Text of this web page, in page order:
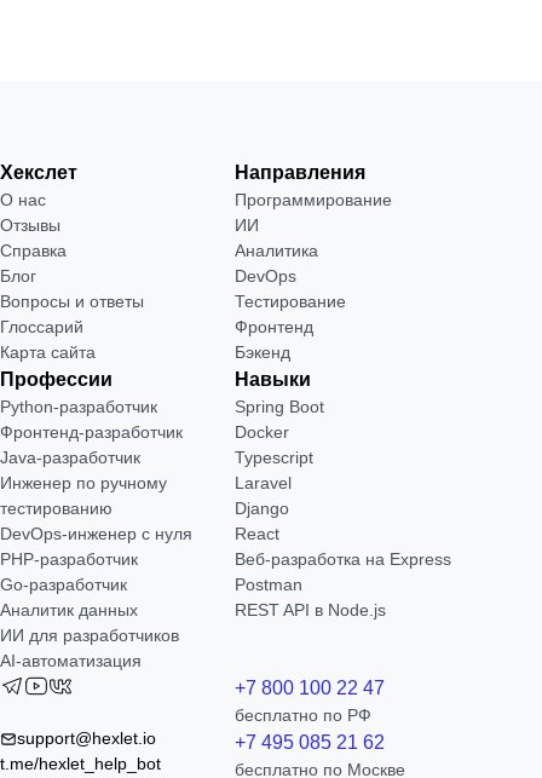
Хекслет
О нас
Отзывы
Справка
Блог
Вопросы и ответы
Глоссарий
Карта сайта
Направления
Программирование
ИИ
Аналитика
DevOps
Тестирование
Фронтенд
Бэкенд
Профессии
Python-разработчик
Фронтенд-разработчик
Java-разработчик
Инженер по ручному
тестированию
DevOps-инженер с нуля
РНР-разработчик
Go-разработчик
Аналитик данных
ИИ для разработчиков
AI-автоматизация
Навыки
Spring Boot
Docker
Typescript
Laravel
Django
React
Веб-разработка на Express
Postman
REST API в Node.js
support@hexlet.io
t.me/hexlet_help_bot
+7 800 100 22 47
бесплатно по РФ
+7 495 085 21 62
бесплатно по Москве